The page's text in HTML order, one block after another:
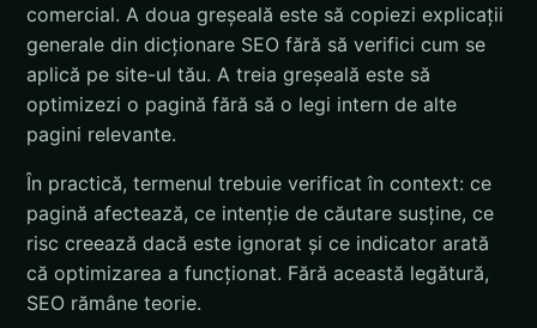
comercial. A doua greșeală este să copiezi explicații
generale din dicționare SEO fără să verifici cum se
aplică pe site-ul tău. A treia greșeală este să
optimizezi o pagină fără să o legi intern de alte
pagini relevante.
În practică, termenul trebuie verificat în context: ce
pagină afectează, ce intenție de căutare susține, ce
risc creează dacă este ignorat și ce indicator arată
că optimizarea a funcționat. Fără această legătură,
SEO rămâne teorie.